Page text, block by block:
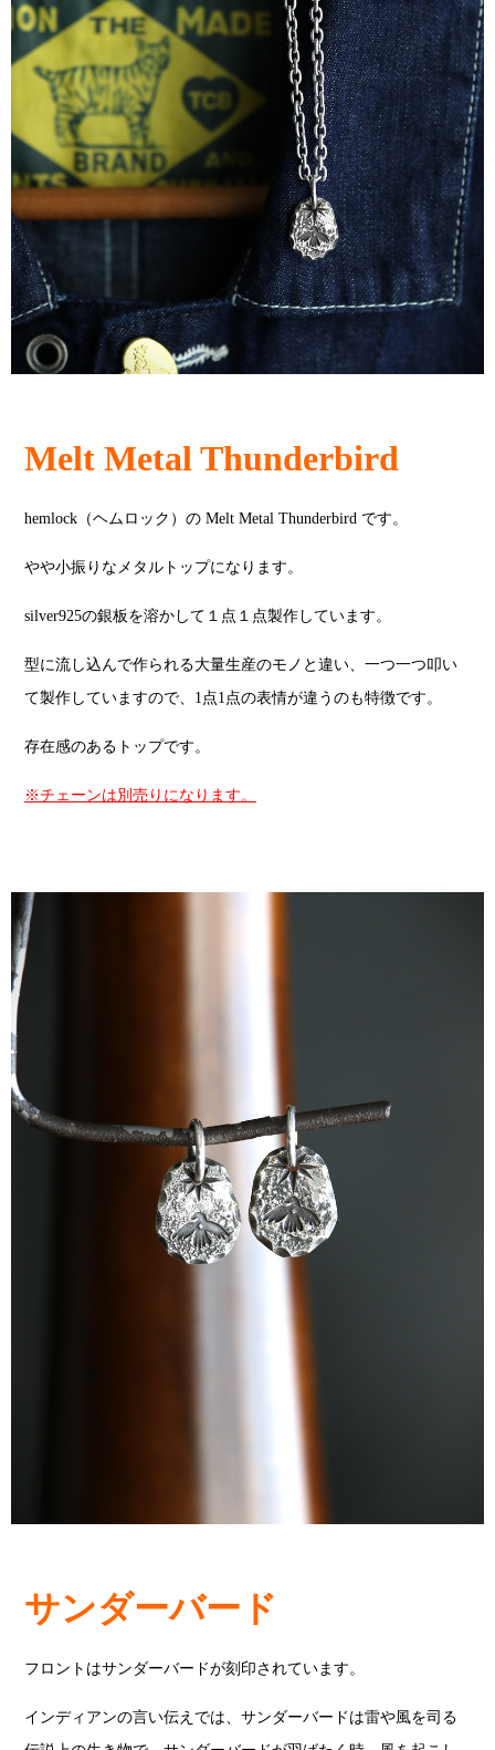
Melt Metal Thunderbird
hemlock（ヘムロック）の Melt Metal Thunderbird です。
やや小振りなメタルトップになります。
silver925の銀板を溶かして１点１点製作しています。
型に流し込んで作られる大量生産のモノと違い、一つ一つ叩い
て製作していますので、1点1点の表情が違うのも特徴です。
存在感のあるトップです。
※チェーンは別売りになります。
サンダーバード
フロントはサンダーバードが刻印されています。
インディアンの言い伝えでは、サンダーバードは雷や風を司る